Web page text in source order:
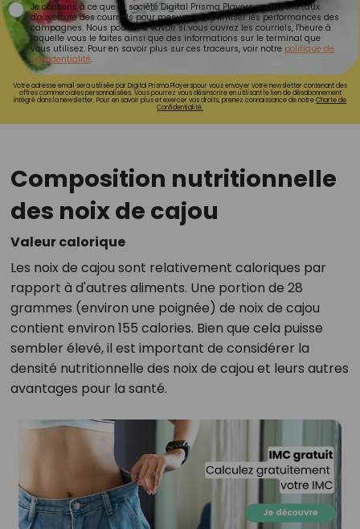
Je consens à ce que la société Digital Prisma Players analyse le taux
d'ouverture des courriels pour mesurer et optimiser les performances des
campagnes. Nous pourrons savoir si vous ouvrez les courriels, l'heure à
laquelle vous le faites ainsi que des informations sur le terminal que
vous utilisez. Pour en savoir plus sur ces traceurs, voir notre politique de
confidentialité.
Votre adresse email sera utilisée par Digital Prisma Playerspour vous envoyer votre newsletter contenant des
offres commerciales personnalisées. Vous pourrez vous désinscrire en utilisant le lien de désabonnement
intégré dans la newsletter. Pour en savoir plus et exercer vos droits, prenez connaissance de notreCharte de
Confidentialité.
Composition nutritionnelle
des noix de cajou
Valeur calorique
Les noix de cajou sont relativement caloriques par
rapport à d'autres aliments. Une portion de 28
grammes (environ une poignée) de noix de cajou
contient environ 155 calories. Bien que cela puisse
sembler élevé, il est important de considérer la
densité nutritionnelle des noix de cajou et leurs autres
avantages pour la santé.